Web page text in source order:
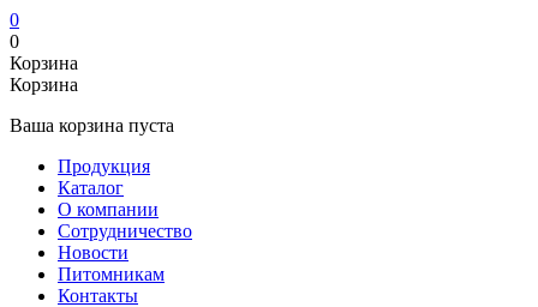
0
0
Корзина
Корзина
Ваша корзина пуста
Продукция
Каталог
О компании
Сотрудничество
Новости
Питомникам
Контакты